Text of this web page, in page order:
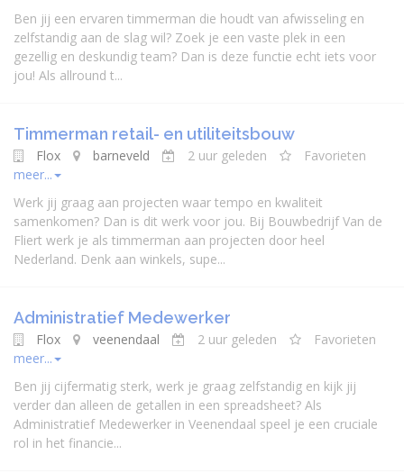
Ben jij een ervaren timmerman die houdt van afwisseling en
zelfstandig aan de slag wil? Zoek je een vaste plek in een
gezellig en deskundig team? Dan is deze functie echt iets voor
jou! Als allround t...
Timmerman retail- en utiliteitsbouw
Flox barneveld 2 uur geleden
Favorieten
meer...
Werk jij graag aan projecten waar tempo en kwaliteit
samenkomen? Dan is dit werk voor jou. Bij Bouwbedrijf Van de
Fliert werk je als timmerman aan projecten door heel
Nederland. Denk aan winkels, supe...
Administratief Medewerker
Flox veenendaal 2 uur geleden
Favorieten
meer...
Ben jij cijfermatig sterk, werk je graag zelfstandig en kijk jij
verder dan alleen de getallen in een spreadsheet? Als
Administratief Medewerker in Veenendaal speel je een cruciale
rol in het financie...